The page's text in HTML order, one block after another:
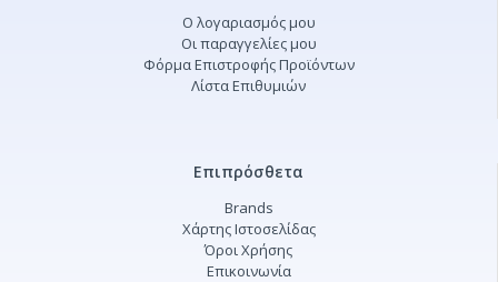
Ο λογαριασμός μου
Οι παραγγελίες μου
Φόρμα Επιστροφής Προϊόντων
Λίστα Επιθυμιών
Επιπρόσθετα
Brands
Χάρτης Ιστοσελίδας
Όροι Χρήσης
Επικοινωνία